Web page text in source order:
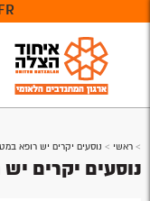
> ראשי > נוסעים יקרים יש רופא
נוסעים יקרים